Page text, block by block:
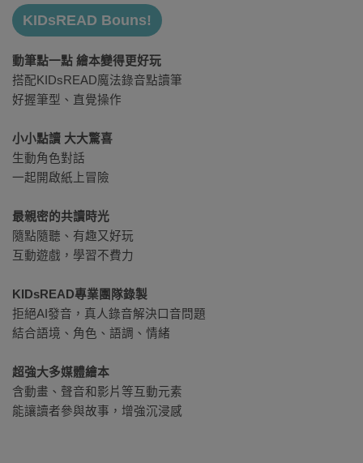
KIDsREAD Bouns!
動筆點一點 繪本變得更好玩
搭配KIDsREAD魔法錄音點讀筆
好握筆型、直覺操作
小小點讀 大大驚喜
生動角色對話
一起開啟紙上冒險
最親密的共讀時光
隨點隨聽、有趣又好玩
互動遊戲，學習不費力
KIDsREAD專業團隊錄製
拒絕AI發音，真人錄音解決口音問題
結合語境、角色、語調、情緒
超強大多媒體繪本
含動畫、聲音和影片等互動元素
能讓讀者參與故事，增強沉浸感